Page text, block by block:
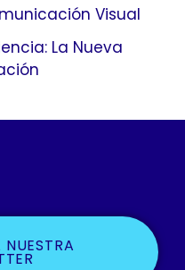
Visual
La Nueva
NUESTRA